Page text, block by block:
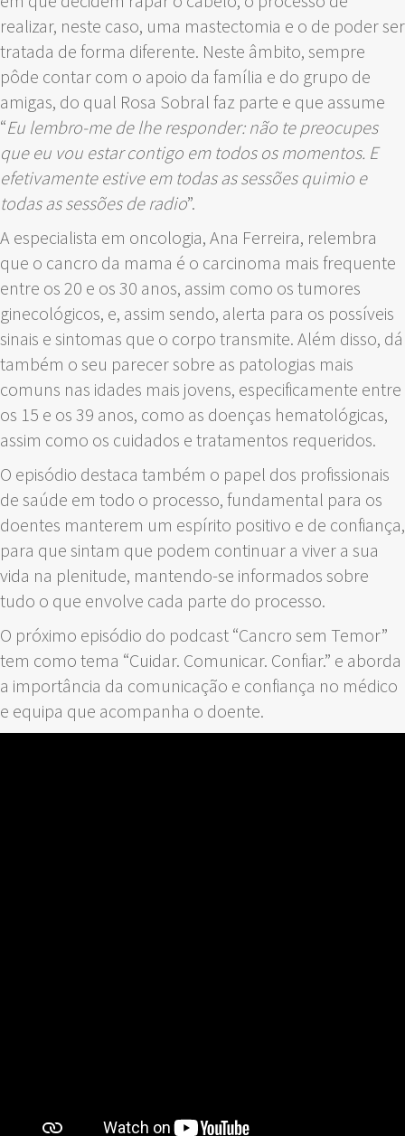
realizar, neste caso, uma mastectomia e o de poder ser
tratada de forma diferente. Neste âmbito, sempre
pôde contar com o apoio da família e do grupo de
amigas, do qual Rosa Sobral faz parte e que assume
“Eu lembro-me de lhe responder: não te preocupes
que eu vou estar contigo em todos os momentos. E
efetivamente estive em todas as sessões quimio e
todas as sessões de radio”.
A especialista em oncologia, Ana Ferreira, relembra
que o cancro da mama é o carcinoma mais frequente
entre os 20 e os 30 anos, assim como os tumores
ginecológicos, e, assim sendo, alerta para os possíveis
sinais e sintomas que o corpo transmite. Além disso, dá
também o seu parecer sobre as patologias mais
comuns nas idades mais jovens, especificamente entre
os 15 e os 39 anos, como as doenças hematológicas,
assim como os cuidados e tratamentos requeridos.
O episódio destaca também o papel dos profissionais
de saúde em todo o processo, fundamental para os
doentes manterem um espírito positivo e de confiança,
para que sintam que podem continuar a viver a sua
vida na plenitude, mantendo-se informados sobre
tudo o que envolve cada parte do processo.
O próximo episódio do podcast “Cancro sem Temor”
tem como tema “Cuidar. Comunicar. Confiar.” e aborda
a importância da comunicação e confiança no médico
e equipa que acompanha o doente.